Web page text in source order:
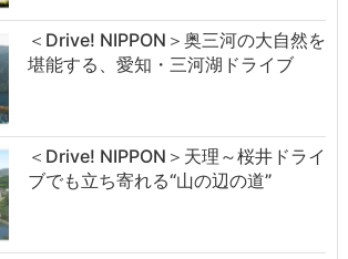
＜Drive! NIPPON＞奥三河の大自然を
堪能する、愛知・三河湖ドライブ
＜Drive! NIPPON＞天理～桜井ドライ
ブでも立ち寄れる“山の辺の道”